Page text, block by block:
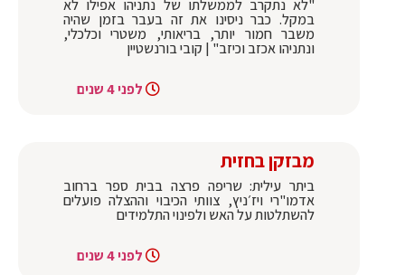
"לא נתקרב לממשלתו של נתניהו אפילו לא
במקל. כבר ניסינו את זה בעבר בזמן שהיה
משבר חמור יותר, בריאותי, משטרי וכלכלי,
ונתניהו אכזב וכיזב" | קובי בורנשטיין
לפני 4 שנים
מבזקן בחזית
ביתר עילית: שריפה פרצה בבית ספר ברחוב
אדמו"רי ויז׳ניץ, צוותי הכיבוי וההצלה פועלים
להשתלטות על האש ולפינוי התלמידים
לפני 4 שנים